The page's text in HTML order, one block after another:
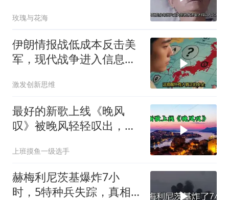
玫瑰与花海
伊朗情报战低成本反击美
军，现代战争进入信息战
激发创新思维
最好的新歌上线《晚风
叹》被晚风轻轻叹出，散
上班摸鱼一级选手
赫梅利尼茨基爆炸7小
时，5特种兵失踪，真相